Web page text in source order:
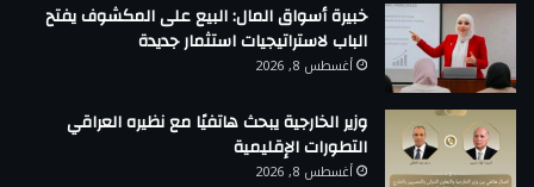
خبيرة أسواق المال: البيع على المكشوف يفتح
الباب لاستراتيجيات استثمار جديدة
أغسطس 8, 2026
وزير الخارجية يبحث هاتفيًا مع نظيره العراقي
التطورات الإقليمية
أغسطس 8, 2026